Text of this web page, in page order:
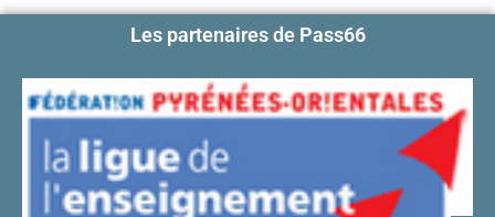
Les partenaires de Pass66